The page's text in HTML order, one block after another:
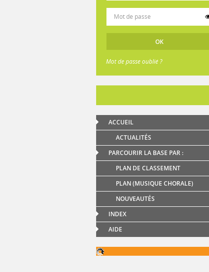
Mot de passe oublié ?
ACCUEIL
ACTUALITÉS
PARCOURIR LA BASE PAR :
PLAN DE CLASSEMENT
PLAN (MUSIQUE CHORALE)
NOUVEAUTÉS
INDEX
AIDE